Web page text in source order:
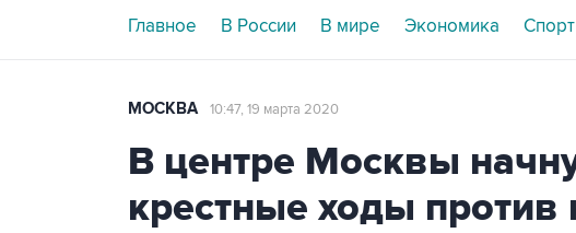
Главное В России В мире Экономика Спорт
МОСКВА 10:47, 19 марта 2020
В центре Москвы
крестные ходы против